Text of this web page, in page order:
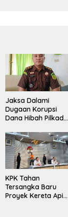
Jaksa Dalami
Dugaan Korupsi
Dana Hibah Pilkada
Kaur
KPK Tahan
Tersangka Baru
Proyek Kereta Api